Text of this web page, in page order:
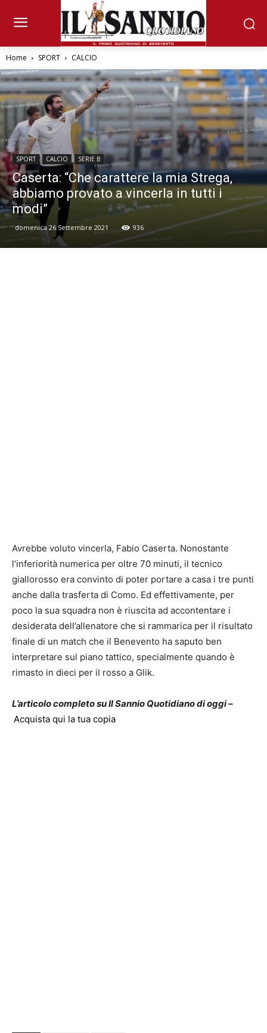
Home SPORT CALCIO
SPORT CALCIO SERIE B
Caserta: “Che carattere la mia Strega,
abbiamo provato a vincerla in tutti i
modi”
domenica 26 Settembre 2021 936
Avrebbe voluto vincerla, Fabio Caserta. Nonostante
l’inferiorità numerica per oltre 70 minuti, il tecnico
giallorosso era convinto di poter portare a casa i tre punti
anche dalla trasferta di Como. Ed effettivamente, per
poco la sua squadra non è riuscita ad accontentare i
desiderata dell’allenatore che si rammarica per il risultato
finale di un match che il Benevento ha saputo ben
interpretare sul piano tattico, specialmente quando è
rimasto in dieci per il rosso a Glik.
L’articolo completo su Il Sannio Quotidiano di oggi –
Acquista qui la tua copia